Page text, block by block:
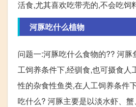
活食,尤其喜欢吃带壳的,不会吃饲
河豚吃什么植物
问题一:河豚吃什么食物的?? 河
工饲养条件下,经驯食,也可摄食人
性的杂食性鱼类,在人工饲养条件
吃什么? 河豚主要是以淡水虾、